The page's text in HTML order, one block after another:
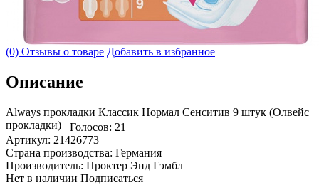
(0) Отзывы о товаре Добавить в избранное
Описание
Always прокладки Классик Нормал Сенситив 9 штук (Олвейс
прокладки)
Голосов: 21
Артикул: 21426773
Страна производства: Германия
Производитель: Проктер Энд Гэмбл
Нет в наличии Подписаться